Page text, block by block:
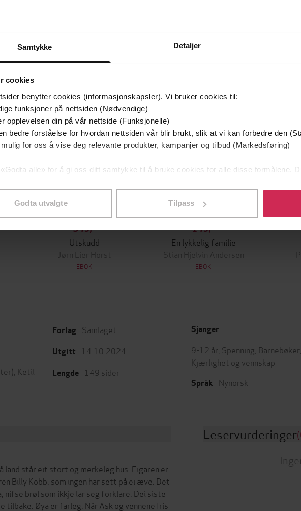
Samtykke Detaljer
cookies
benytter cookies (informasjonskapsler). Vi bruker cookies til:
funksjoner på nettsiden (Nødvendige)
opplevelsen din på vår nettside (Funksjonelle)
bedre forståelse for hvordan nettsiden vår blir brukt, slik at vi kan forbedre den
for oss å vise deg relevante produkter, kampanjer og tilbud (Markedsføring)
alle» for å gi oss ditt samtykke til å bruke cookies for alle disse formålene.
til spesifikke formål ved å klikke på «Tilpass». Du kan når som helst trekke
Godta utvalgte Tilpass
349,-
Utskudd
Jørn Lier Horst
EBOK
149,-
En lykkelig familie
Stian Hjelvin Andersen
EBOK
Ketil
Forlag Samlaget
Utgitt 14.10.2024
Lengde 149 sider
Sjanger
9-12 år Spenning Barnebøker
Kjærlighet og vennskap
Språk Nynorsk
land står eit stort og merkeleg hus. Eigaren er
Billy Kobb, som ingen har sett på ei æve. Det
nifse brøl som ikkje lar seg forklare. Dei siste
tilbake. Øya er farleg. Når Ask og vennene Iris
Leservurderinger